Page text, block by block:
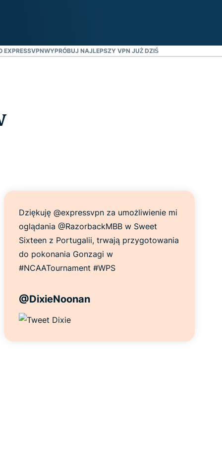
EXPRESSVPNWYPRÓBUJ NAJLEPSZY VPN JUŻ DZIŚ
Dziękuję @expressvpn za umożliwienie mi
oglądania @RazorbackMBB w Sweet
Sixteen z Portugalii, trwają przygotowania
do pokonania Gonzagi w
#NCAATournament #WPS
@DixieNoonan